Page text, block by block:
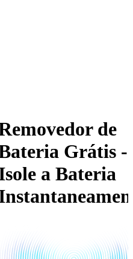
de
Grátis -
a Bateria